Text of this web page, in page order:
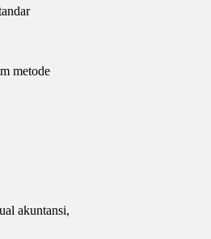
metode
akuntansi,